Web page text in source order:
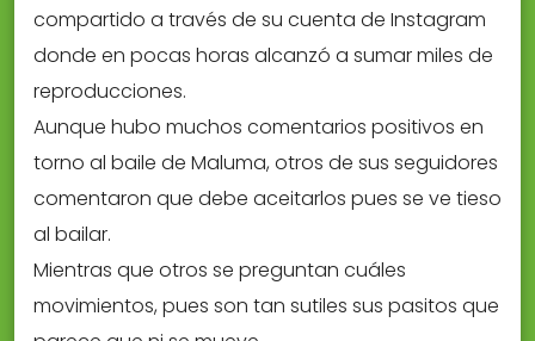
compartido a través de su cuenta de Instagram
donde en pocas horas alcanzó a sumar miles de
reproducciones.
Aunque hubo muchos comentarios positivos en
torno al baile de Maluma, otros de sus seguidores
comentaron que debe aceitarlos pues se ve tieso
al bailar.
Mientras que otros se preguntan cuáles
movimientos, pues son tan sutiles sus pasitos que